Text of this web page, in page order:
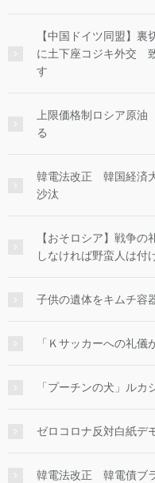
【中国ドイツ同盟】
に土下座コジキ外交
す
上限価格制ロシア原
る
韓電法改正 韓国経済
沙汰
【おそロシア】戦争
しなければ野蛮人は付
子供の遺体をキムチ
「Ｋサッカーへの礼
「プーチンの犬」ル
ゼロコロナ反対白紙デ
韓電法改正 韓電債ブ